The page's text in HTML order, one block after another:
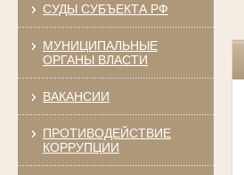
СУДЫ СУБЪЕКТА РФ
МУНИЦИПАЛЬНЫЕ
ОРГАНЫ ВЛАСТИ
ВАКАНСИИ
ПРОТИВОДЕЙСТВИЕ
КОРРУПЦИИ